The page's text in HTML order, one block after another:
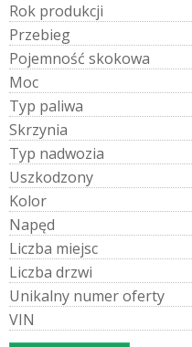
Rok produkcji
Przebieg
Pojemność skokowa
Moc
Typ paliwa
Skrzynia
Typ nadwozia
Uszkodzony
Kolor
Napęd
Liczba miejsc
Liczba drzwi
Unikalny numeroferty
VIN